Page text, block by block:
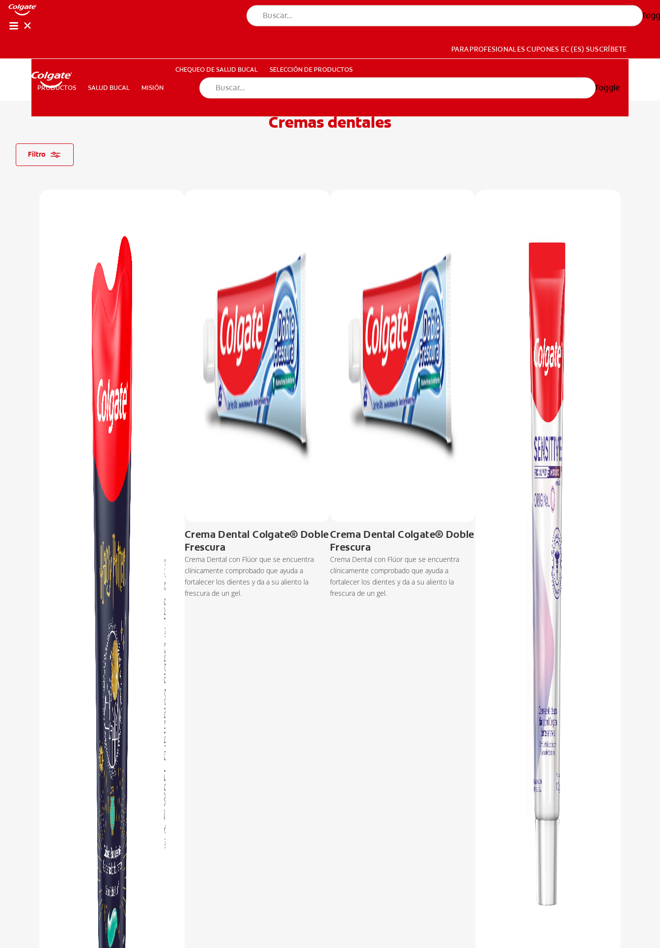
PRODUCTOS
PARA PROFESIONALESCUPONES EC (ES) SUSCRÍBETE
PRODUCTOS SALUD BUCAL MISIÓN
CHEQUEO DE SALUD BUCAL SELECCIÓN DE PRODUCTOS
Toggle
Cremas dentales
Filtro
Crema Dental Colgate® Doble
Frescura
Crema Dental con Flúor que se encuentra
clínicamente comprobado que ayuda a
fortalecer los dientes y da a su aliento la
frescura de un gel.
Crema Dental Colgate® Doble
Frescura
Crema Dental con Flúor que se encuentra
clínicamente comprobado que ayuda a
fortalecer los dientes y da a su aliento la
frescura de un gel.